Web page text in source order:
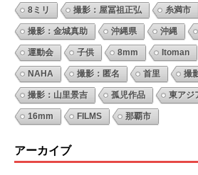
8ミリ 撮影：屋冨祖正弘 糸満市
撮影：金城真助 沖縄県 沖縄
運動会 子供 8mm Itoman
NAHA 撮影：匿名 首里 撮
撮影：山里景吉 孤児作品 東アジ
16mm FILMS 那覇市
アーカイブ